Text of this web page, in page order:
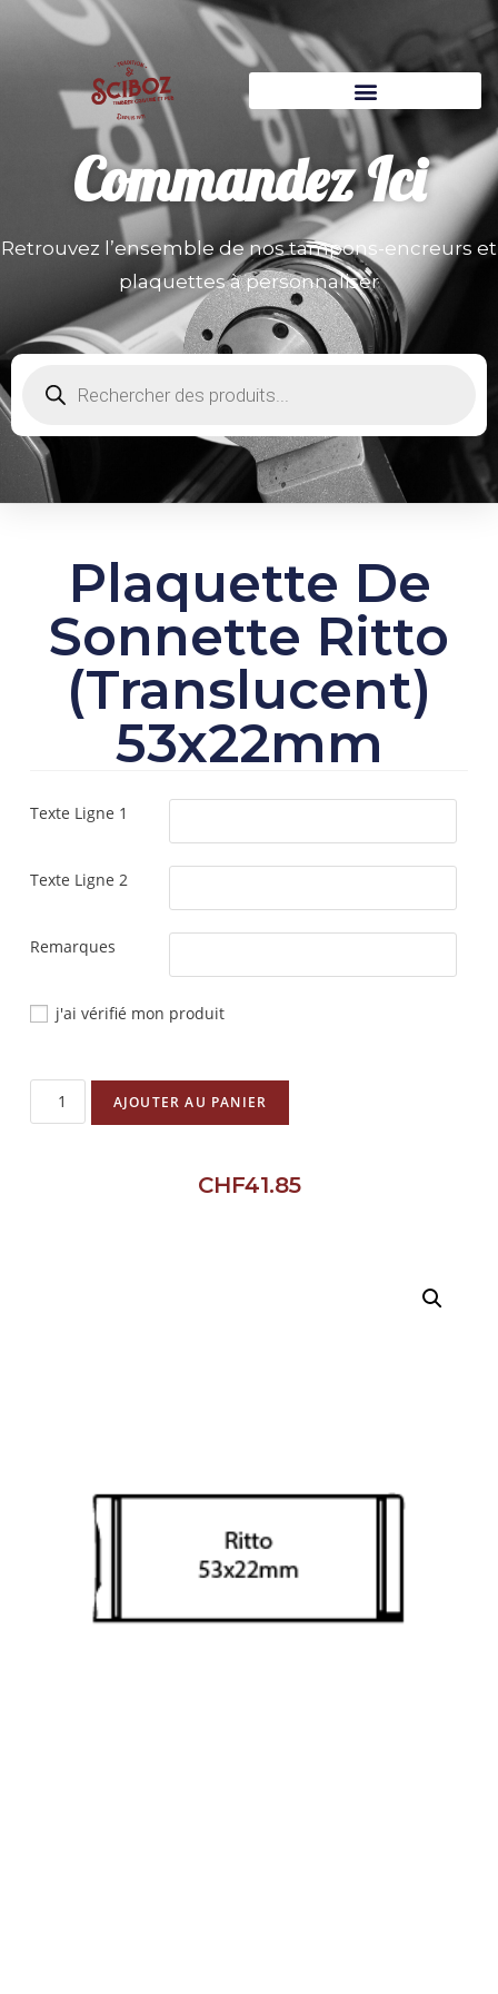
CommandezIci
Retrouvez l’ensemble de nos tampons-encreurs et
plaquettes à personnaliser
Plaquette De
Sonnette Ritto
(Translucent)
53x22mm
Texte Ligne 1
Texte Ligne 2
Remarques
j'ai vérifié mon produit
AJOUTER AU PANIER
CHF41.85